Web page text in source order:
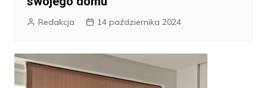
Redakcja 14 października 2024